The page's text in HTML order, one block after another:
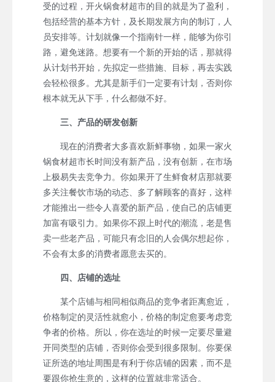
受的过程，开火锅食材超市的目的就是为了盈利，
包括经营的基本方针，及长期发展方向的制订，人
员安排等。计划就像一个指南针一样，能够为你引
路，避免迷路。想要有一个新的开始的话，那就得
从计划书开始，先拟定一些措施、目标，再去实践
会轻松很多。尤其是新手们一定要有计划，否则你
根本就无从下手，什么都做不好。
三、产品的研发创新
现在的消费者大多喜欢新鲜事物，如果一家火
锅食材超市长时间没有新产品，没有创新，在市场
上极易失去竞争力。你如果开了生鲜食材店那就要
多关注餐饮市场的动态、多了解顾客的喜好，这样
才能推出一些令人喜爱的新产品，使自己的店铺更
加富有吸引力。如果你不跟上时代的潮流，老是售
卖一些老产品，可能只有念旧的人会偶尔想起你，
不会有太多的消费者愿意去买的。
四、店铺的选址
某个店铺与相同相似商品的竞争者距离愈近，
价格制定的灵活性就愈小，价格的制定愈要考虑竞
争者的价格。所以，你在选址的时候一定要尽量避
开同类型的店铺，否则你会受到很多限制。你要保
证所选的地址周围是有利于你店铺的因素，而不是
要跟你抢生意的，这样的位置就非常适合。